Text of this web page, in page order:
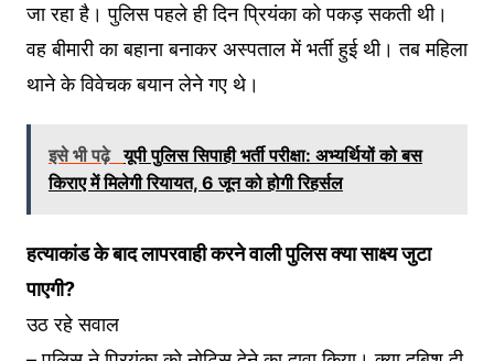
जा रहा है। पुलिस पहले ही दिन प्रियंका को पकड़ सकती थी।
वह बीमारी का बहाना बनाकर अस्पताल में भर्ती हुई थी। तब महिला
थाने के विवेचक बयान लेने गए थे।
इसे भी पढ़े यूपी पुलिस सिपाही भर्ती परीक्षा: अभ्यर्थियों को बस
किराए में मिलेगी रियायत, 6 जून को होगी रिहर्सल
हत्याकांडकेबादलापरवाहीकरनेवालीपुलिसक्यासाक्ष्यजुटा
पाएगी?
उठ रहे सवाल